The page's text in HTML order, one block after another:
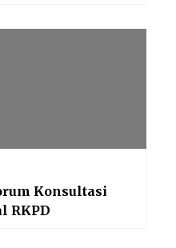
Konsultasi
RKPD